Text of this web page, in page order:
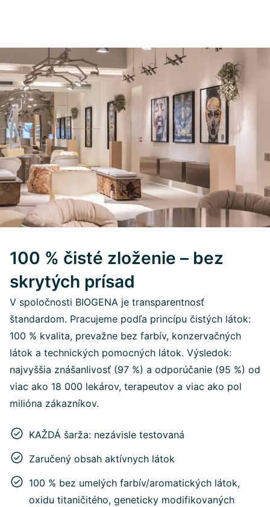
100 % čisté zloženie – bez
skrytých prísad
V spoločnosti BIOGENA je transparentnosť
štandardom. Pracujeme podľa princípu čistých látok:
100 % kvalita, prevažne bez farbív, konzervačných
látok a technických pomocných látok. Výsledok:
najvyššia znášanlivosť (97 %) a odporúčanie (95 %) od
viac ako 18 000 lekárov, terapeutov a viac ako pol
milióna zákazníkov.
KAŽDÁ šarža: nezávisle testovaná
Zaručený obsah aktívnych látok
100 % bez umelých farbív/aromatických látok,
oxidu titaničitého, geneticky modifikovaných